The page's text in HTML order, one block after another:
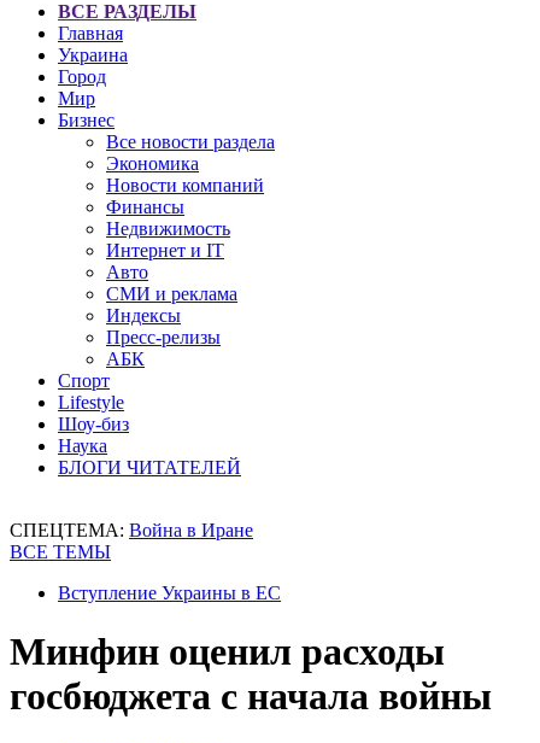
ВСЕ РАЗДЕЛЫ
Главная
Украина
Город
Мир
Бизнес
Все новости раздела
Экономика
Новости компаний
Финансы
Недвижимость
Интернет и IT
Авто
СМИ и реклама
Индексы
Пресс-релизы
АБК
Спорт
Lifestyle
Шоу-биз
Наука
БЛОГИ ЧИТАТЕЛЕЙ
СПЕЦТЕМА: Война в Иране
ВСЕ ТЕМЫ
Вступление Украины в ЕС
Минфин оценил расходы
госбюджета с начала войны